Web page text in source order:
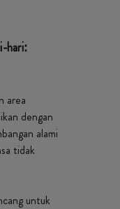
hari:
area
dengan
alami
tidak
untuk